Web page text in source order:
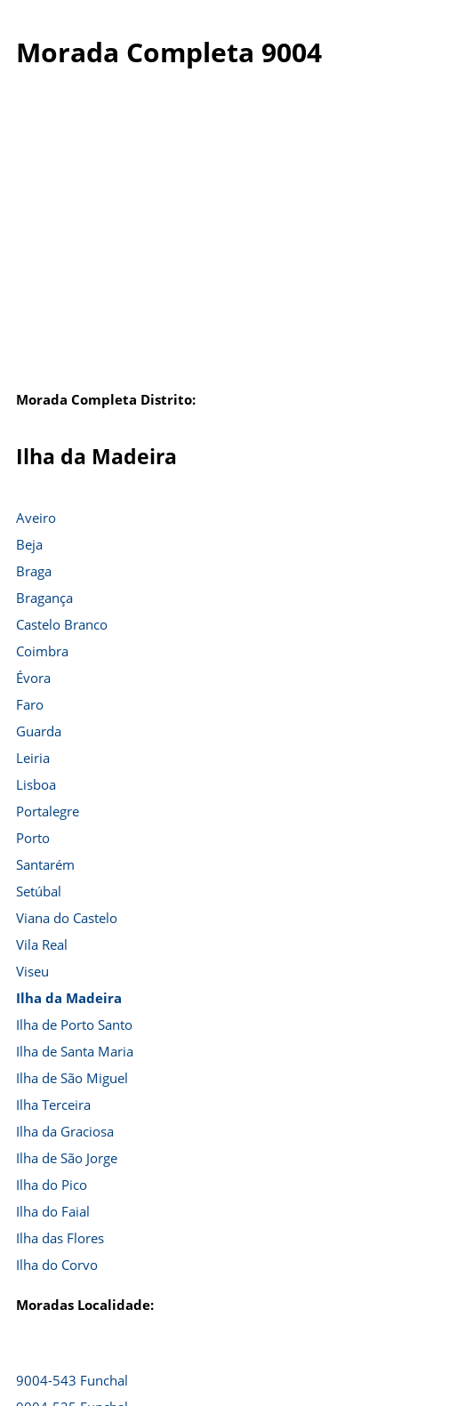
Morada Completa 9004
Morada Completa Distrito:
Ilha da Madeira
Aveiro
Beja
Braga
Bragança
Castelo Branco
Coimbra
Évora
Faro
Guarda
Leiria
Lisboa
Portalegre
Porto
Santarém
Setúbal
Viana do Castelo
Vila Real
Viseu
Ilha da Madeira
Ilha de Porto Santo
Ilha de Santa Maria
Ilha de São Miguel
Ilha Terceira
Ilha da Graciosa
Ilha de São Jorge
Ilha do Pico
Ilha do Faial
Ilha das Flores
Ilha do Corvo
Moradas Localidade:
9004-543 Funchal